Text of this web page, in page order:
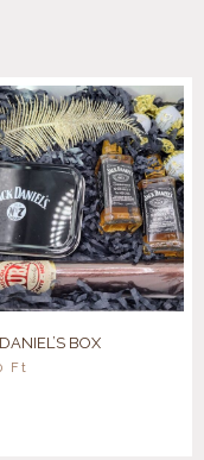
BOX
Ft